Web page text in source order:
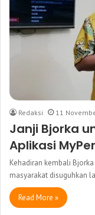
Redaksi 11
Janji Bjorka
Aplikasi
Kehadiran kembali
masyarakat disuguhkan
Read More »